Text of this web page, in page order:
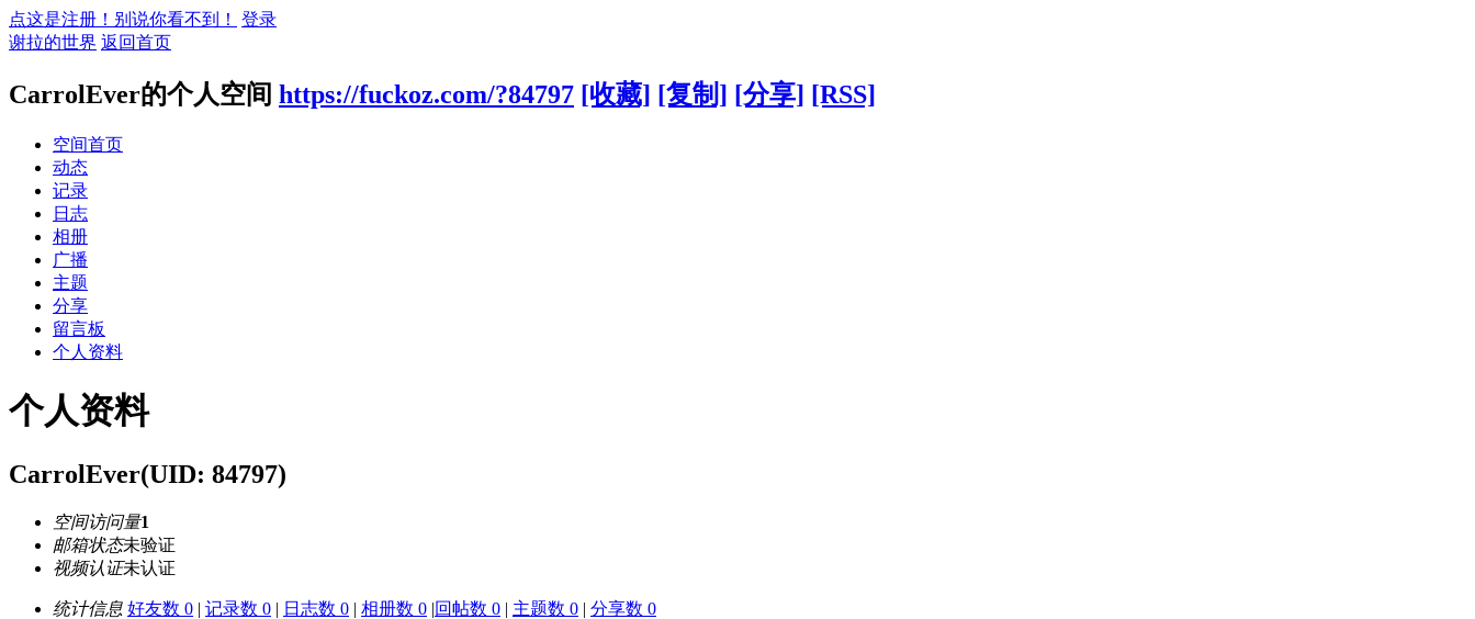
点这是注册！别说你看不到！
登录
谢拉的世界 返回首页
CarrolEver的个人空间 https://fuckoz.com/?84797 [收藏] [复制] [分享] [RSS]
空间首页
动态
记录
日志
相册
广播
主题
分享
留言板
个人资料
个人资料
CarrolEver(UID: 84797)
空间访问量1
邮箱状态未验证
视频认证未认证
统计信息 好友数 0 | 记录数 0 | 日志数 0 | 相册数 0 |回帖数 0 | 主题数 0 | 分享数 0